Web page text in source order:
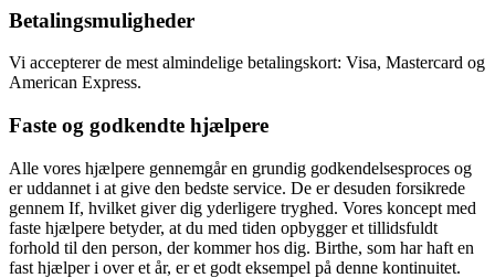
Betalingsmuligheder
Vi accepterer de mest almindelige betalingskort: Visa, Mastercard og
American Express.
Faste og godkendte hjælpere
Alle vores hjælpere gennemgår en grundig godkendelsesproces og
er uddannet i at give den bedste service. De er desuden forsikrede
gennem If, hvilket giver dig yderligere tryghed. Vores koncept med
faste hjælpere betyder, at du med tiden opbygger et tillidsfuldt
forhold til den person, der kommer hos dig. Birthe, som har haft en
fast hjælper i over et år, er et godt eksempel på denne kontinuitet.